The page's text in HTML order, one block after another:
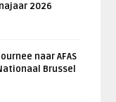
2026
naar AFAS
Brussel